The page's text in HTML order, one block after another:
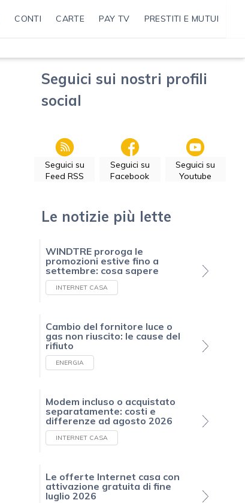
CONTI CARTE PAY TV PRESTITI E MUTUI
Seguici sui nostri profili
social
Seguici su
Feed RSS
Seguici su
Facebook
Seguici su
Youtube
Le notizie più lette
WINDTRE proroga le
promozioni estive fino a
settembre: cosa sapere
INTERNET CASA
Cambio del fornitore luce o
gas non riuscito: le cause del
rifiuto
ENERGIA
Modem incluso o acquistato
separatamente: costi e
differenze ad agosto 2026
INTERNET CASA
Le offerte Internet casa con
attivazione gratuita di fine
luglio 2026